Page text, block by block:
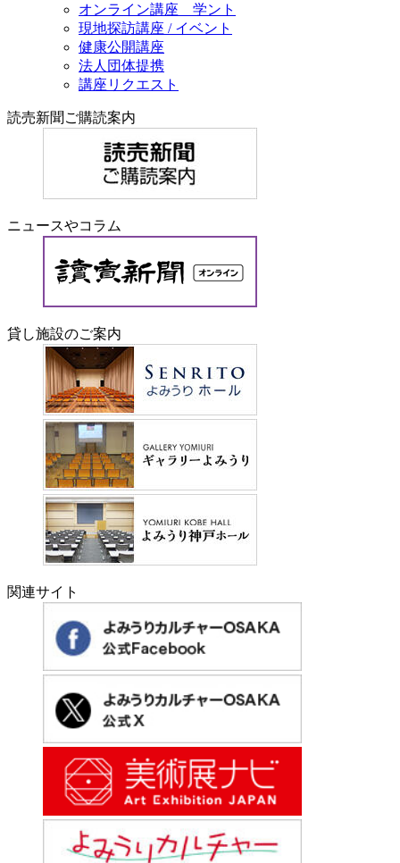
オンライン講座 学ント
現地探訪講座 / イベント
健康公開講座
法人団体提携
講座リクエスト
読売新聞ご購読案内
ニュースやコラム
貸し施設のご案内
関連サイト